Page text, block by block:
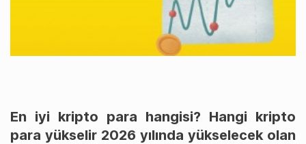
En iyi kripto para hangisi? Hangi kripto
para yükselir 2026 yılında yükselecek olan